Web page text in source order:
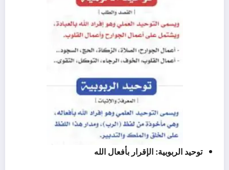
توحيد الربوبية: الإقرار بأفعال الله